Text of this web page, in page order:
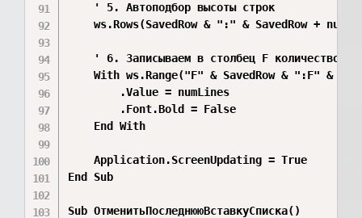
    ' 5. Автоподбор высоты строк
ws.Rows(SavedRow & ":" & SavedRow +
' 6. Записываем в столбец F количество
With ws.Range("F" & SavedRow & ":F" &
        .Value = numLines
        .Font.Bold = False
    End With
    Application.ScreenUpdating = True
End Sub
Sub ОтменитьПоследнююВставкуСписка()